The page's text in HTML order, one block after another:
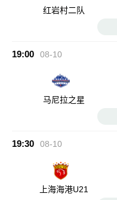
红岩村二队
19:00 08-10
马尼拉之星
19:30 08-10
上海海港U21